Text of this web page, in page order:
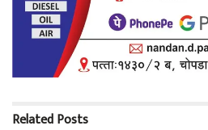
RelatedPosts